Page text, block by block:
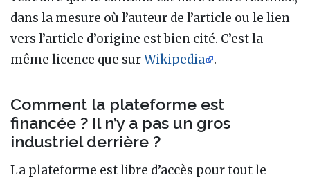
dans la mesure où l’auteur de l’article ou le lien
vers l’article d’origine est bien cité. C’est la
même licence que surWikipedia .
Comment la plateforme est
financée ? Il n’y a pas un gros
industriel derrière ?
La plateforme est libre d’accès pour tout le